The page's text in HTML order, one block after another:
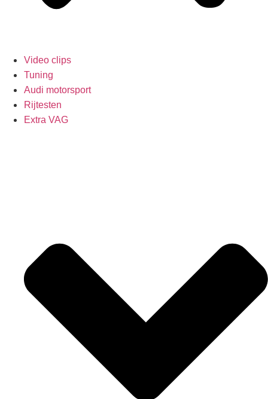
Video clips
Tuning
Audi motorsport
Rijtesten
Extra VAG